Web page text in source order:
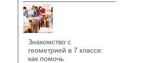
Знакомство с
геометрией в 7 классе:
как помочь